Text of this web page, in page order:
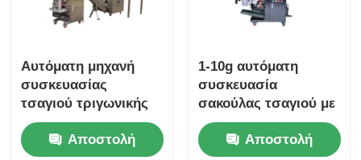
Αυτόματη μηχανή
συσκευασίας
τσαγιού τριγωνικής
πυραμίδας 220V
Αποστολή
1-10g αυτόματη
συσκευασία
σακούλας τσαγιού με
εσωτερική και
εξωτερική σακούλα
Αποστολή